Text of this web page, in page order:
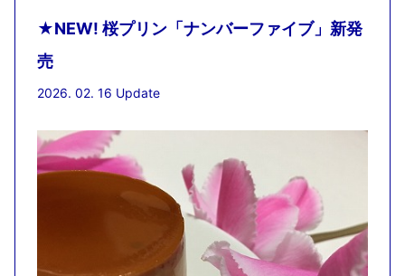
★NEW! 桜プリン「ナンバーファイブ」新発
売
2026. 02. 16 Update